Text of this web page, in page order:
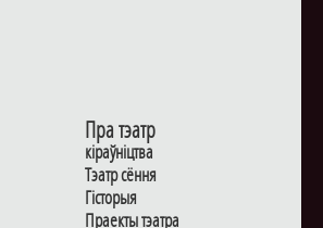
Пра тэатр
кіраўніцтва
Тэатр сёння
Гiсторыя
Праекты тэатра